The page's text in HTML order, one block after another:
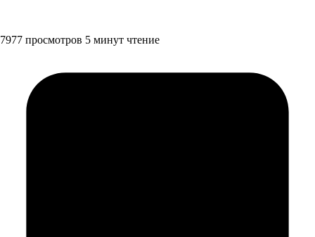
7977 просмотров 5 минут чтение